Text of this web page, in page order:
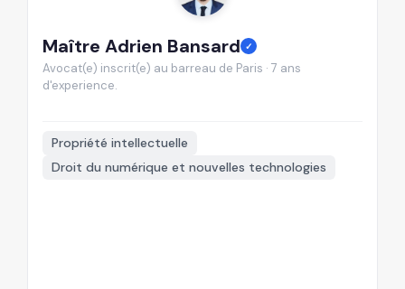
Maître Adrien Bansard ✓
Avocat(e) inscrit(e) au barreau de Paris · 7 ans
d'experience.
Propriété intellectuelle
Droit du numérique et nouvelles technologies